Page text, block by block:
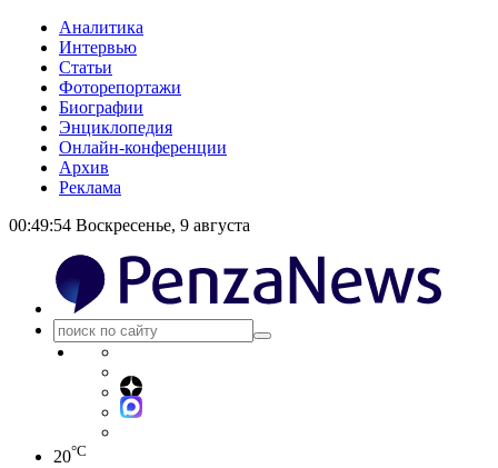
Аналитика
Интервью
Статьи
Фоторепортажи
Биографии
Энциклопедия
Онлайн-конференции
Архив
Реклама
00:49:54 Воскресенье, 9 августа
20°C